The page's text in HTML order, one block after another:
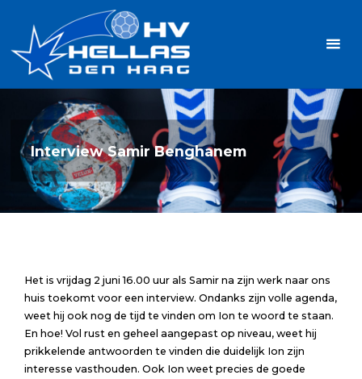
inhoud
Interview Samir Benghanem
Het is vrijdag 2 juni 16.00 uur als Samir na zijn werk naar ons
huis toekomt voor een interview. Ondanks zijn volle agenda,
weet hij ook nog de tijd te vinden om Ion te woord te staan.
En hoe! Vol rust en geheel aangepast op niveau, weet hij
prikkelende antwoorden te vinden die duidelijk Ion zijn
interesse vasthouden. Ook Ion weet precies de goede